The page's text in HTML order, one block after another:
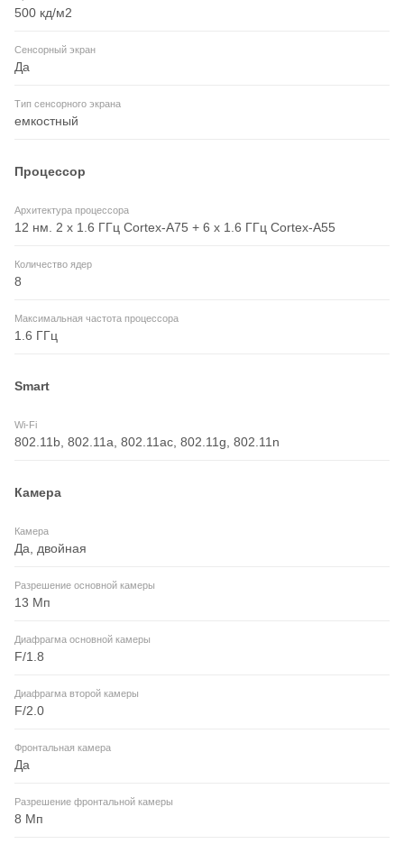
500 кд/м2
Сенсорный экран
Да
Тип сенсорного экрана
емкостный
Процессор
Архитектура процессора
12 нм. 2 x 1.6 ГГц Cortex-A75 + 6 x 1.6 ГГц Cortex-A55
Количество ядер
8
Максимальная частота процессора
1.6 ГГц
Smart
Wi-Fi
802.11b, 802.11a, 802.11ac, 802.11g, 802.11n
Камера
Камера
Да, двойная
Разрешение основной камеры
13 Мп
Диафрагма основной камеры
F/1.8
Диафрагма второй камеры
F/2.0
Фронтальная камера
Да
Разрешение фронтальной камеры
8 Мп